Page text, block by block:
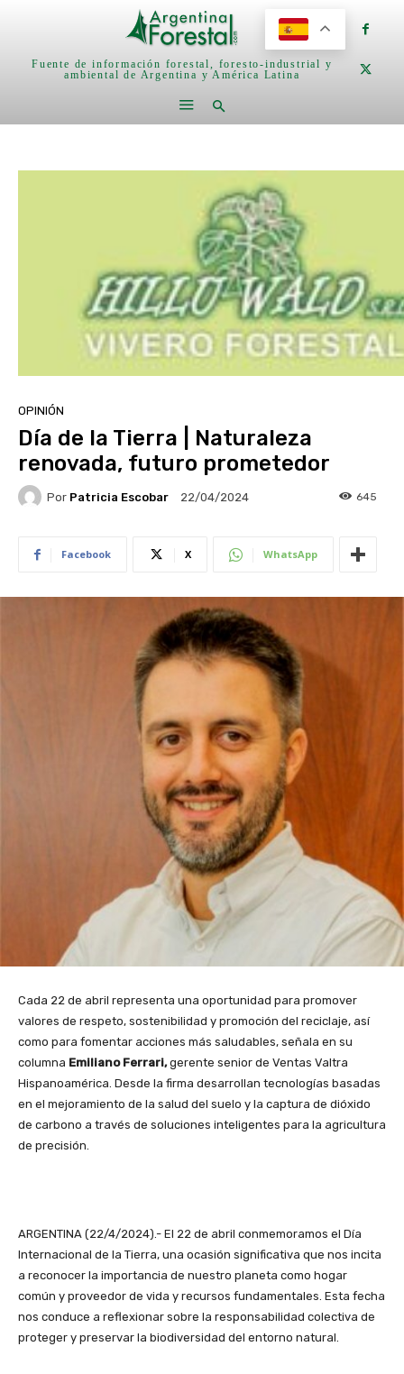
Fuente de información forestal, foresto-industrial y
ambiental de Argentina y América Latina
OPINIÓN
Día de la Tierra | Naturaleza
renovada, futuro prometedor
Por Patricia Escobar 22/04/2024 645
Facebook X WhatsApp
Cada 22 de abril representa una oportunidad para promover
valores de respeto, sostenibilidad y promoción del reciclaje, así
como para fomentar acciones más saludables, señala en su
columna Emiliano Ferrari,gerente senior de Ventas Valtra
Hispanoamérica. Desde la firma desarrollan tecnologías basadas
en el mejoramiento de la salud del suelo y la captura de dióxido
de carbono a través de soluciones inteligentes para la agricultura
de precisión.
ARGENTINA (22/4/2024).- El 22 de abril conmemoramos el Día
Internacional de la Tierra, una ocasión significativa que nos incita
a reconocer la importancia de nuestro planeta como hogar
común y proveedor de vida y recursos fundamentales. Esta fecha
nos conduce a reflexionar sobre la responsabilidad colectiva de
proteger y preservar la biodiversidad del entorno natural.